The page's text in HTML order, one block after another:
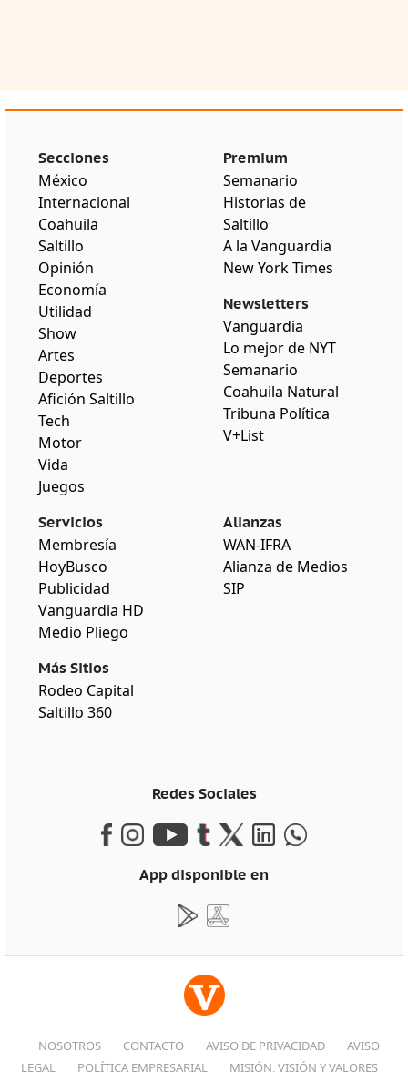
Secciones
México
Internacional
Coahuila
Saltillo
Opinión
Economía
Utilidad
Show
Artes
Deportes
Afición Saltillo
Tech
Motor
Vida
Juegos
Premium
Semanario
Historias de
Saltillo
A la Vanguardia
New York Times
Newsletters
Vanguardia
Lo mejor de NYT
Semanario
Coahuila Natural
Tribuna Política
V+List
Servicios
Membresía
HoyBusco
Publicidad
Vanguardia HD
Medio Pliego
Más Sitios
Rodeo Capital
Saltillo 360
Alianzas
WAN-IFRA
Alianza de Medios
SIP
Redes Sociales
App disponible en
NOSOTROS CONTACTO AVISO DE PRIVACIDAD
AVISO
LEGAL
POLÍTICA EMPRESARIAL MISIÓN, VISIÓN Y VALORES